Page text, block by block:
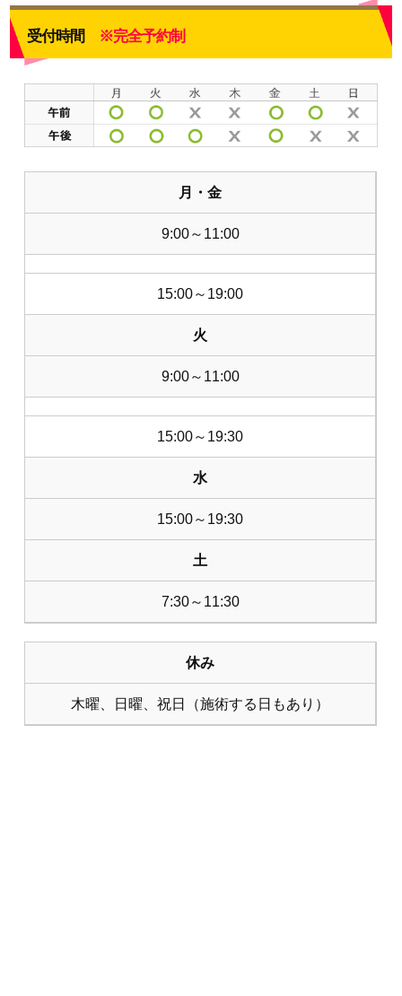
受付時間 ※完全予約制
月・金
9:00～11:00
15:00～19:00
火
9:00～11:00
15:00～19:30
水
15:00～19:30
土
7:30～11:30
休み
木曜、日曜、祝日（施術する日もあり）